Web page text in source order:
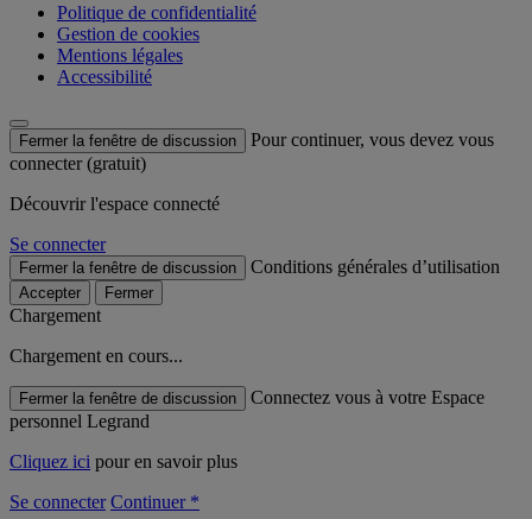
Politique de confidentialité
Gestion de cookies
Mentions légales
Accessibilité
Fermer la fenêtre de discussion
Pour continuer, vous devez vous
connecter (gratuit)
Découvrir l'espace connecté
Se connecter
Fermer la fenêtre de discussion Conditions générales d’utilisation
Accepter Fermer
Chargement
Chargement en cours...
Fermer la fenêtre de discussion
Connectez vous à votre Espace
personnel Legrand
Cliquez ici pour en savoir plus
Se connecter Continuer *